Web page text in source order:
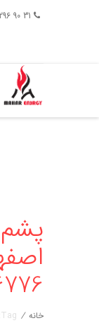
خانه / Tag: پشم سنگ تخته ای اصفهان